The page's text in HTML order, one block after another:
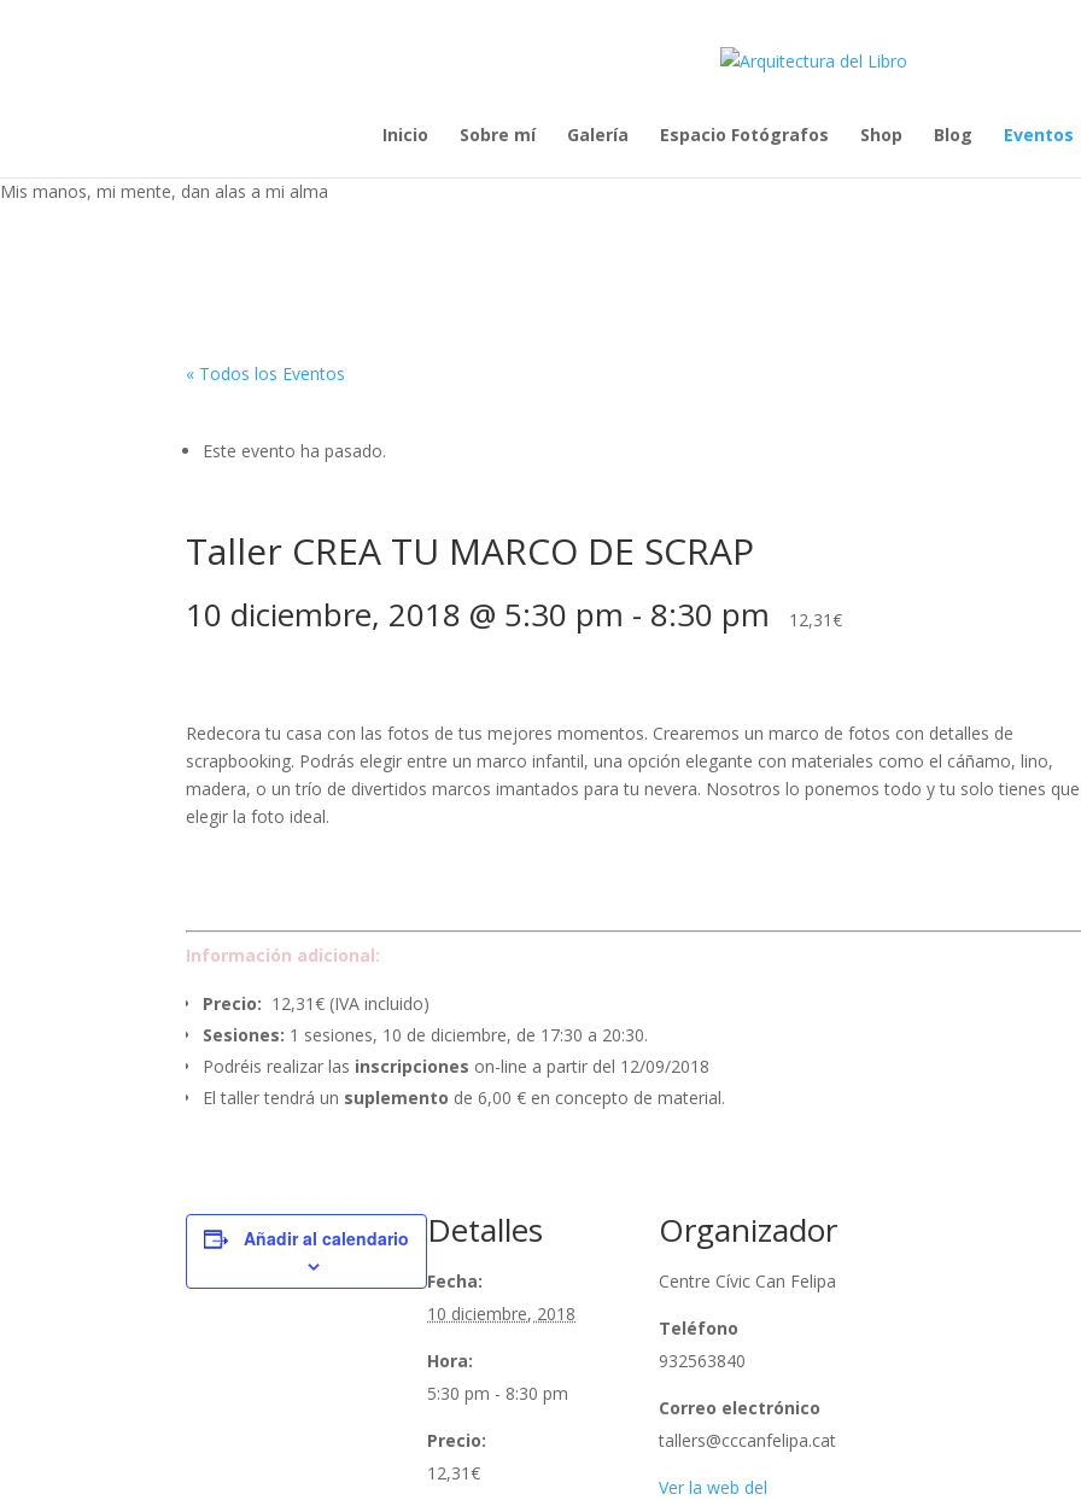
Inicio Sobre mí Galería Espacio Fotógrafos Shop Blog Eventos
Mis manos, mi mente, dan alas a mi alma
« Todos los Eventos
Este evento ha pasado.
Taller CREA TU MARCO DE SCRAP
10 diciembre, 2018 @ 5:30 pm - 8:30 pm 12,31€
Redecora tu casa con las fotos de tus mejores momentos. Crearemos un marco de fotos con detalles de
scrapbooking. Podrás elegir entre un marco infantil, una opción elegante con materiales como el cáñamo, lino,
madera, o un trío de divertidos marcos imantados para tu nevera. Nosotros lo ponemos todo y tu solo tienes que
elegir la foto ideal.
Información adicional:
Precio: 12,31€ (IVA incluido)
Sesiones: 1 sesiones, 10 de diciembre, de 17:30 a 20:30.
Podréis realizar las inscripciones on-line a partir del 12/09/2018
El taller tendrá un suplemento de 6,00 € en concepto de material.
Añadir al calendario Detalles
Fecha:
10 diciembre, 2018
Hora:
5:30 pm - 8:30 pm
Precio:
12,31€
Organizador
Centre Cívic Can Felipa
Teléfono
932563840
Correo electrónico
tallers@cccanfelipa.cat
Ver la web del